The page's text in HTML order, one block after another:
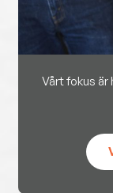
Vårt fokus är